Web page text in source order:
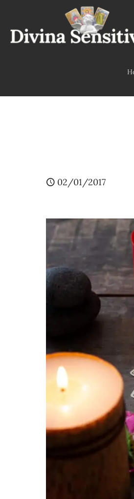
02/01/2017